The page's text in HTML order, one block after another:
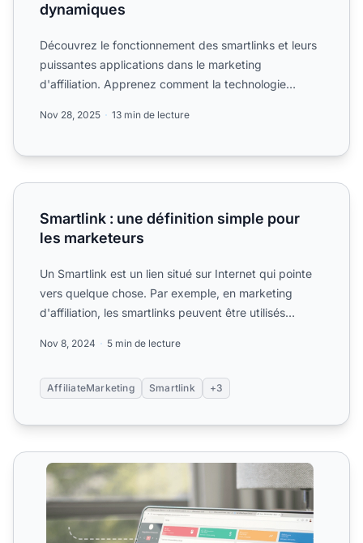
dynamiques
Découvrez le fonctionnement des smartlinks et leurs
puissantes applications dans le marketing
d'affiliation. Apprenez comment la technologie
Nov 28, 2025 13 min de lecture
Smartlink : une définition simple pour les marketeurs
Smartlink : une définition simple pour
les marketeurs
Un Smartlink est un lien situé sur Internet qui pointe
vers quelque chose. Par exemple, en marketing
d'affiliation, les smartlinks peuvent être utilisés
Nov 8, 2024 5 min de lecture
AffiliateMarketing Smartlink +3
SmartLinks